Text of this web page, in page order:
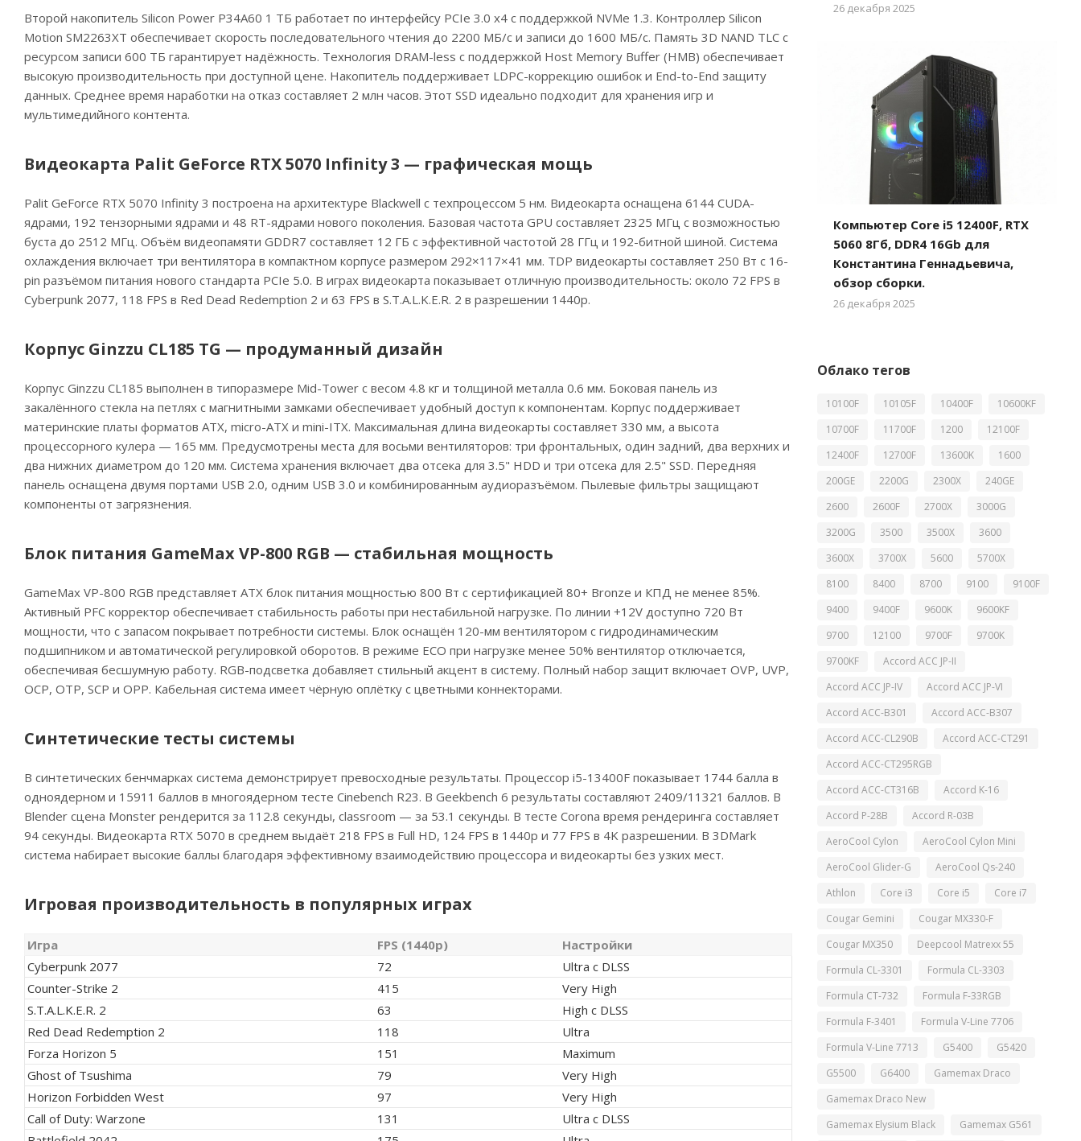
Второй накопитель Silicon Power P34A60 1 ТБ работает по интерфейсу PCIe 3.0 x4 с поддержкой NVMe 1.3. Контроллер Silicon
Motion SM2263XT обеспечивает скорость последовательного чтения до 2200 МБ/с и записи до 1600 МБ/с. Память 3D NAND TLC с
ресурсом записи 600 ТБ гарантирует надёжность. Технология DRAM-less с поддержкой Host Memory Buffer (HMB) обеспечивает
высокую производительность при доступной цене. Накопитель поддерживает LDPC-коррекцию ошибок и End-to-End защиту
данных. Среднее время наработки на отказ составляет 2 млн часов. Этот SSD идеально подходит для хранения игр и
мультимедийного контента.
Видеокарта Palit GeForce RTX 5070 Infinity 3 — графическая мощь
Palit GeForce RTX 5070 Infinity 3 построена на архитектуре Blackwell с техпроцессом 5 нм. Видеокарта оснащена 6144 CUDA-
ядрами, 192 тензорными ядрами и 48 RT-ядрами нового поколения. Базовая частота GPU составляет 2325 МГц с возможностью
буста до 2512 МГц. Объём видеопамяти GDDR7 составляет 12 ГБ с эффективной частотой 28 ГГц и 192-битной шиной. Система
охлаждения включает три вентилятора в компактном корпусе размером 292×117×41 мм. TDP видеокарты составляет 250 Вт с 16-
pin разъёмом питания нового стандарта PCIe 5.0. В играх видеокарта показывает отличную производительность: около 72 FPS в
Cyberpunk 2077, 118 FPS в Red Dead Redemption 2 и 63 FPS в S.T.A.L.K.E.R. 2 в разрешении 1440p.
Корпус Ginzzu CL185 TG — продуманный дизайн
Корпус Ginzzu CL185 выполнен в типоразмере Mid-Tower с весом 4.8 кг и толщиной металла 0.6 мм. Боковая панель из
закалённого стекла на петлях с магнитными замками обеспечивает удобный доступ к компонентам. Корпус поддерживает
материнские платы форматов ATX, micro-ATX и mini-ITX. Максимальная длина видеокарты составляет 330 мм, а высота
процессорного кулера — 165 мм. Предусмотрены места для восьми вентиляторов: три фронтальных, один задний, два верхних и
два нижних диаметром до 120 мм. Система хранения включает два отсека для 3.5" HDD и три отсека для 2.5" SSD. Передняя
панель оснащена двумя портами USB 2.0, одним USB 3.0 и комбинированным аудиоразъёмом. Пылевые фильтры защищают
компоненты от загрязнения.
Блок питания GameMax VP-800 RGB — стабильная мощность
GameMax VP-800 RGB представляет ATX блок питания мощностью 800 Вт с сертификацией 80+ Bronze и КПД не менее 85%.
Активный PFC корректор обеспечивает стабильность работы при нестабильной нагрузке. По линии +12V доступно 720 Вт
мощности, что с запасом покрывает потребности системы. Блок оснащён 120-мм вентилятором с гидродинамическим
подшипником и автоматической регулировкой оборотов. В режиме ECO при нагрузке менее 50% вентилятор отключается,
обеспечивая бесшумную работу. RGB-подсветка добавляет стильный акцент в систему. Полный набор защит включает OVP, UVP,
OCP, OTP, SCP и OPP. Кабельная система имеет чёрную оплётку с цветными коннекторами.
Синтетические тесты системы
В синтетических бенчмарках система демонстрирует превосходные результаты. Процессор i5-13400F показывает 1744 балла в
одноядерном и 15911 баллов в многоядерном тесте Cinebench R23. В Geekbench 6 результаты составляют 2409/11321 баллов. В
Blender сцена Monster рендерится за 112.8 секунды, classroom — за 53.1 секунды. В тесте Corona время рендеринга составляет
94 секунды. Видеокарта RTX 5070 в среднем выдаёт 218 FPS в Full HD, 124 FPS в 1440p и 77 FPS в 4K разрешении. В 3DMark
система набирает высокие баллы благодаря эффективному взаимодействию процессора и видеокарты без узких мест.
Игровая производительность в популярных играх
Игра FPS (1440p)
Настройки
Cyberpunk 2077
72
Ultra с DLSS
Counter-Strike 2
415
Very High
S.T.A.L.K.E.R. 2
63
High с DLSS
Red Dead Redemption 2
118
Ultra
Forza Horizon 5
151
Maximum
Ghost of Tsushima
79
Very High
Horizon Forbidden West
97
Very High
Call of Duty: Warzone
131
Ultra с DLSS
26 декабря 2025
Компьютер Core i5 12400F, RTX
5060 8Гб, DDR4 16Gb для
Константина Геннадьевича,
обзор сборки.
26 декабря 2025
Облако тегов
10100F 10105F 10400F
10600KF
10700F
11700F 1200
12100F
12400F
12700F 13600K
1600
200GE
2200G 2300X
240GE
2600
2600F 2700X
3000G
3200G
3500 3500X
3600
3600X
3700X 5600
5700X
8100
8400 8700 9100
9100F
9400
9400F 9600K
9600KF
9700
12100 9700F
9700K
9700KF
Accord ACC JP-II
Accord ACC JP-IV
Accord ACC JP-VI
Accord ACC-B301
Accord ACC-B307
Accord ACC-CL290B
Accord ACC-CT291
Accord ACC-CT295RGB
Accord ACC-CT316B
Accord K-16
Accord P-28B
Accord R-03B
AeroCool Cylon
AeroCool Cylon Mini
AeroCool Glider-G
AeroCool Qs-240
Athlon
Core i3 Core i5
Core i7
Cougar Gemini
Cougar MX330-F
Cougar MX350
Deepcool Matrexx 55
Formula CL-3301
Formula CL-3303
Formula CT-732
Formula F-33RGB
Formula F-3401
Formula V-Line 7706
Formula V-Line 7713
G5400
G5420
G5500
G6400
Gamemax Draco
Gamemax Draco New
Gamemax Elysium Black
Gamemax G561